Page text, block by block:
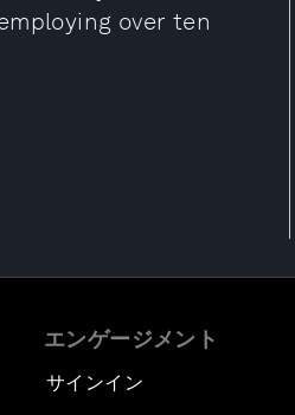
over ten
エンゲージメント
サインイン